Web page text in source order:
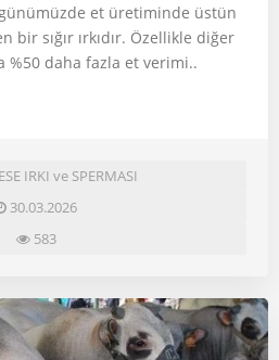
et üretiminde üstün
sığır ırkıdır. Özellikle diğer
%50 daha fazla et verimi..
IRKI ve SPERMASI
30.03.2026
583